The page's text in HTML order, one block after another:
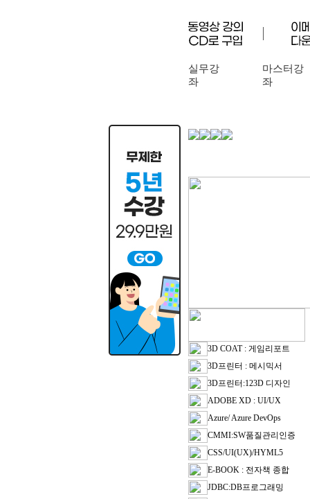
실무강
좌
마스터강
좌
3D COAT : 게임리포트
3D프린터 : 메시믹서
3D프린터:123D 디자인
ADOBE XD : UI/UX
Azure/ Azure DevOps
CMMI:SW품질관리인증
CSS/UI(UX)/HYML5
E-BOOK : 전자책 종합
JDBC:DB프로그래밍